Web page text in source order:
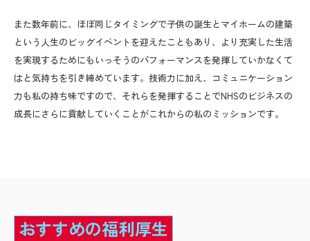
また数年前に、ほぼ同じタイミングで子供の誕生とマイホームの建築
という人生のビッグイベントを迎えたこともあり、より充実した生活
を実現するためにもいっそうのパフォーマンスを発揮していかなくて
はと気持ちを引き締めています。技術力に加え、コミュニケーション
力も私の持ち味ですので、それらを発揮することでNHSのビジネスの
成長にさらに貢献していくことがこれからの私のミッションです。
おすすめの福利厚生